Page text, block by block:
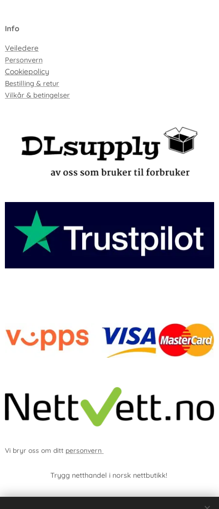
Info
Veiledere
Personvern
Cookiepolicy
Bestilling & retur
Vilkår & betingelser
Vi bryr oss om ditt personvern
Trygg netthandel i norsk nettbutikk!